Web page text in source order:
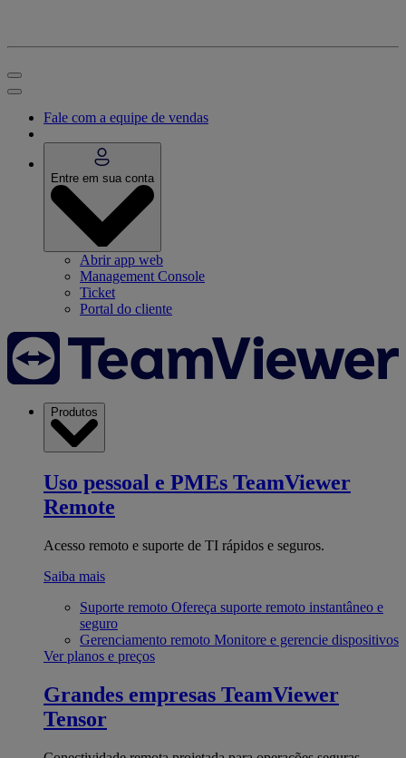
Fale com a equipe de vendas
Entre em sua conta
Abrir app web
Management Console
Ticket
Portal do cliente
Produtos
Uso pessoal e PMEs TeamViewer
Remote
Acesso remoto e suporte de TI rápidos e seguros.
Saiba mais
Suporte remoto Ofereça suporte remoto instantâneo e
seguro
Gerenciamento remoto Monitore e gerencie dispositivos
Ver planos e preços
Grandes empresas TeamViewer
Tensor